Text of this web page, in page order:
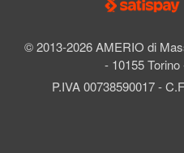
© 2013-2026 AMERIO di
- 10155 Torino
P.IVA 00738590017 -